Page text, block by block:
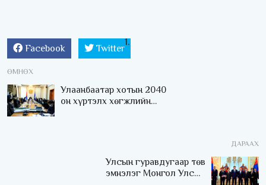
Facebook Twitter
ӨМНӨХ
Улаанбаатар хотын 2040
он хүртэлх хөгжлийн
ДАРААХ
Улсын гуравдугаар төв
эмнэлэг Монгол Улсын